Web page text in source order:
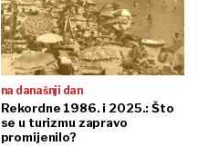
na današnji dan
Rekordne 1986. i 2025.: Što
se u turizmu zapravo
promijenilo?